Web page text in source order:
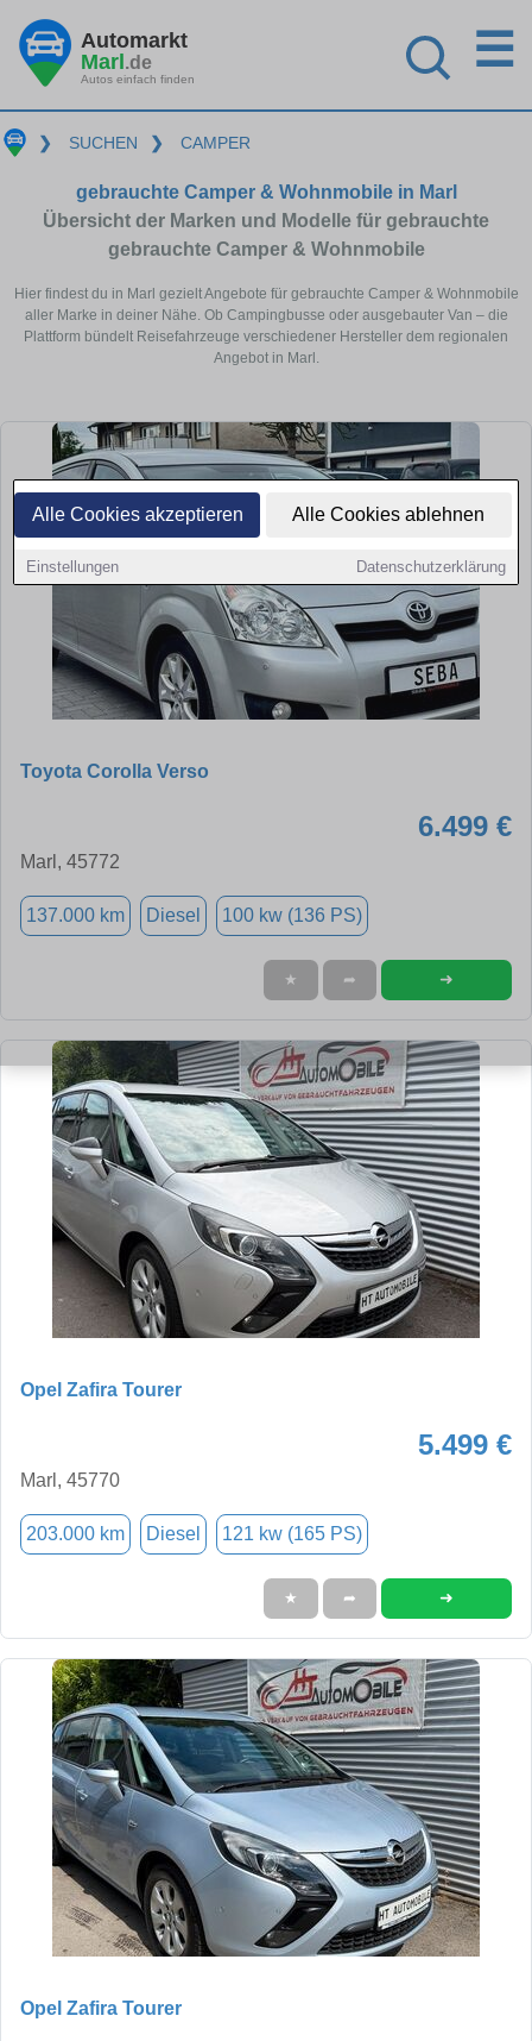
Alle Cookies akzeptieren Alle Cookies ablehnen
Einstellungen Datenschutzerklärung
Automarkt
Marl.de
Autos einfach finden
☰
❯ SUCHEN ❯ CAMPER
gebrauchte Camper & Wohnmobile in Marl
Übersicht der Marken und Modelle für gebrauchte
gebrauchte Camper & Wohnmobile
Hier findest du in Marl gezielt Angebote für gebrauchte Camper & Wohnmobile
aller Marke in deiner Nähe. Ob Campingbusse oder ausgebauter Van – die
Plattform bündelt Reisefahrzeuge verschiedener Hersteller dem regionalen
Angebot in Marl.
Toyota Corolla Verso
6.499 €
Marl, 45772
137.000 km Diesel 100 kw (136 PS)
★ ➦ ➜
Opel Zafira Tourer
5.499 €
Marl, 45770
203.000 km Diesel 121 kw (165 PS)
★ ➦ ➜
Opel Zafira Tourer